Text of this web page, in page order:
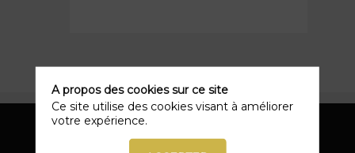
Vous souhaitez en
A propos des cookies sur ce site
Ce site utilise des cookies visant à améliorer
votre expérience.